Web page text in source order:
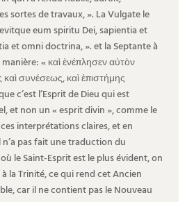
sortes de travaux, ». La Vulgate le
eum spiritu Dei, sapientia et
et omni doctrina, ». et la Septante à
« καὶ ἐνέπλησεν αὐτὸν
συνέσεως, καὶ ἐπιστήμης
c’est l’Esprit de Dieu qui est
et non un « esprit divin », comme le
interprétations claires, et en
n’a pas fait une traduction du
le Saint-Esprit est le plus évident, on
la Trinité, ce qui rend cet Ancien
car il ne contient pas le Nouveau